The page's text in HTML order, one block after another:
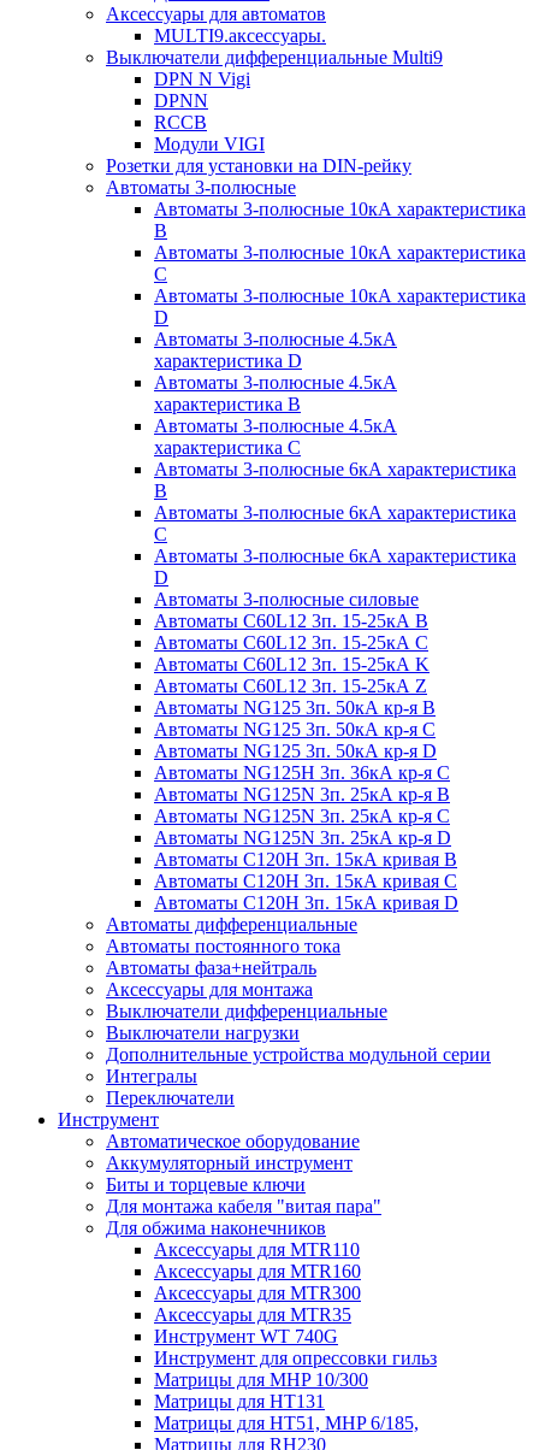
Аксессуары для автоматов
MULTI9.аксессуары.
Выключатели дифференциальные Multi9
DPN N Vigi
DPNN
RCCB
Модули VIGI
Розетки для установки на DIN-рейку
Автоматы 3-полюсные
Автоматы 3-полюсные 10кА характеристика
B
Автоматы 3-полюсные 10кА характеристика
C
Автоматы 3-полюсные 10кА характеристика
D
Автоматы 3-полюсные 4.5кА
характеристика D
Автоматы 3-полюсные 4.5кА
характеристика В
Автоматы 3-полюсные 4.5кА
характеристика С
Автоматы 3-полюсные 6кА характеристика
B
Автоматы 3-полюсные 6кА характеристика
C
Автоматы 3-полюсные 6кА характеристика
D
Автоматы 3-полюсные силовые
Автоматы C60L12 3п. 15-25кА B
Автоматы C60L12 3п. 15-25кА C
Автоматы C60L12 3п. 15-25кА K
Автоматы C60L12 3п. 15-25кА Z
Автоматы NG125 3п. 50кА кр-я B
Автоматы NG125 3п. 50кА кр-я C
Автоматы NG125 3п. 50кА кр-я D
Автоматы NG125H 3п. 36кА кр-я C
Автоматы NG125N 3п. 25кА кр-я B
Автоматы NG125N 3п. 25кА кр-я C
Автоматы NG125N 3п. 25кА кр-я D
Автоматы С120Н 3п. 15кА кривая B
Автоматы С120Н 3п. 15кА кривая C
Автоматы С120Н 3п. 15кА кривая D
Автоматы дифференциальные
Автоматы постоянного тока
Автоматы фаза+нейтраль
Аксессуары для монтажа
Выключатели дифференциальные
Выключатели нагрузки
Дополнительные устройства модульной серии
Интегралы
Переключатели
Инструмент
Автоматическое оборудование
Аккумуляторный инструмент
Биты и торцевые ключи
Для монтажа кабеля "витая пара"
Для обжима наконечников
Аксессуары для MTR110
Аксессуары для MTR160
Аксессуары для MTR300
Аксессуары для MTR35
Инструмент WT 740G
Инструмент для опрессовки гильз
Матрицы для MHP 10/300
Матрицы для НТ131
Матрицы для НТ51, MHP 6/185,
Матрицы для RH230